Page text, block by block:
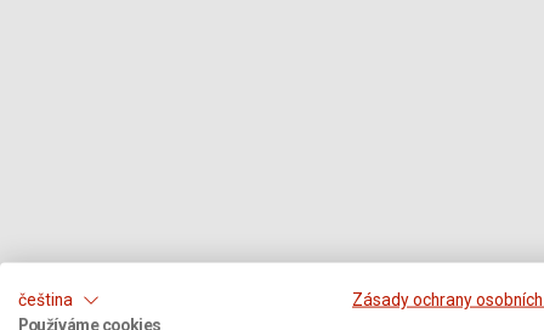
čeština
Zásady ochrany
Používáme cookies